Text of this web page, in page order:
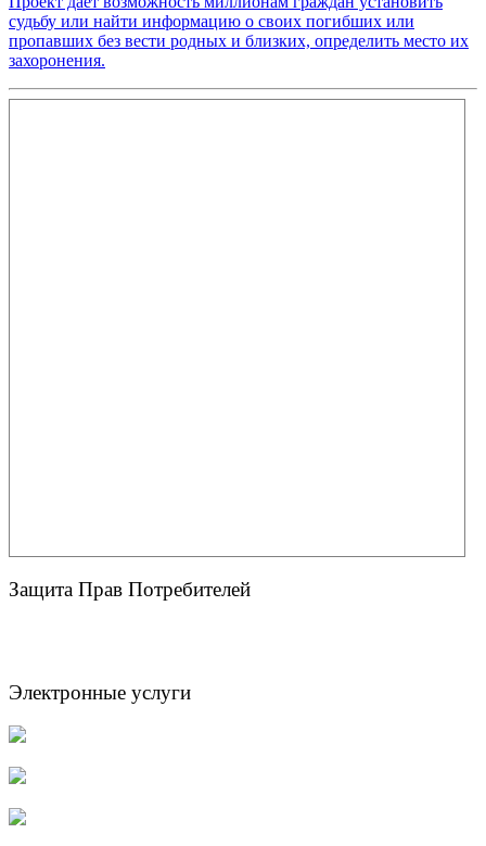
Защита Прав Потребителей
Электронные услуги